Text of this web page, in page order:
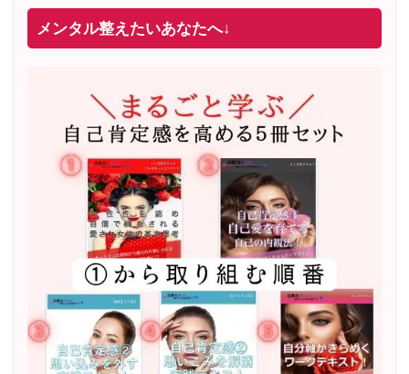
2022年2月〜6月 男性心理グループレッスン 20名様
20年8月〜25年3月 少人数制６ヶ月フルサポート 累計
71名 随時満席
2019年6月 恋愛コーチとして活動を開始
メンタル整えたいあなたへ↓